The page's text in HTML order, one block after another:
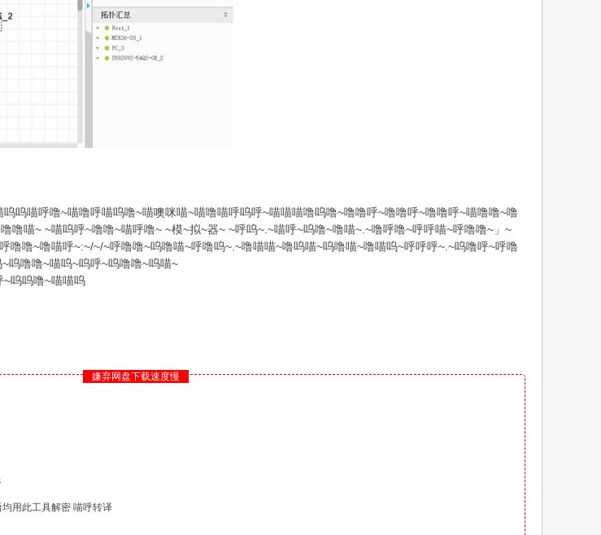
呜喵呼噜~喵噜呼喵呜噜~喵噢咪喵~喵噜喵呼呜呼~喵喵喵噜呜噜~噜噜呼~噜噜呼~噜噜呼~喵噜噜~噜
噜喵~ ~喵呜呼~噜噜~喵呼噜~ ~模~拟~器~ ~呼呜~.~喵呼~呜噜~噜喵~.~噜呼噜~呼呼喵~呼噜噜~」~
噜噜~噜喵呼~:~/~/~呼噜噜~呜噜喵~呼噜呜~.~噜喵喵~噜呜喵~呜噜喵~噜喵呜~呼呼呼~.~呜噜呼~呼噜
呜噜噜~喵呜~呜呼~呜噜噜~呜喵~
~呜呜噜~喵喵呜
嫌弃网盘下载速度慢
用此工具解密 喵呼转译